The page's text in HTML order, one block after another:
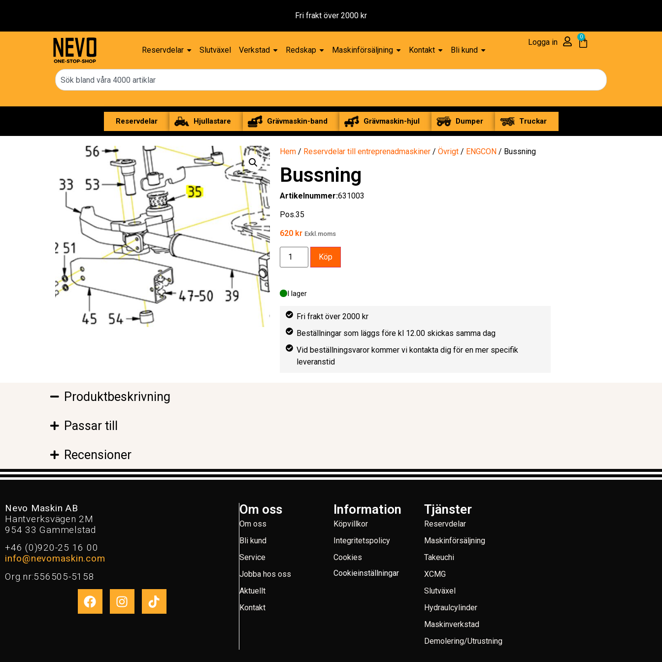
Fri frakt över 2000 kr
Reservdelar Slutväxel Verkstad Redskap Maskinförsäljning Kontakt Bli kund
Logga in
0
Reservdelar Hjullastare Grävmaskin-band Grävmaskin-hjul Dumper Truckar
Hem / Reservdelar till entreprenadmaskiner / Övrigt / ENGCON / Bussning
Bussning
Artikelnummer:631003
Pos.35
620 kr Exkl.moms
I lager
Köp
Fri frakt över 2000 kr
Beställningar som läggs före kl 12.00 skickas samma dag
Vid beställningsvaror kommer vi kontakta dig för en mer specifik
leveranstid
Produktbeskrivning
Passar till
Recensioner
Nevo Maskin AB
Hantverksvägen 2M
954 33 Gammelstad
+46 (0)920-25 16 00
info@nevomaskin.com
Org.nr:556505-5158
Om oss
Om oss
Bli kund
Service
Jobba hos oss
Aktuellt
Kontakt
Information
Köpvillkor
Integritetspolicy
Cookies
Cookieinställningar
Tjänster
Reservdelar
Maskinförsäljning
Takeuchi
XCMG
Slutväxel
Hydraulcylinder
Maskinverkstad
Demolering/Utrustning